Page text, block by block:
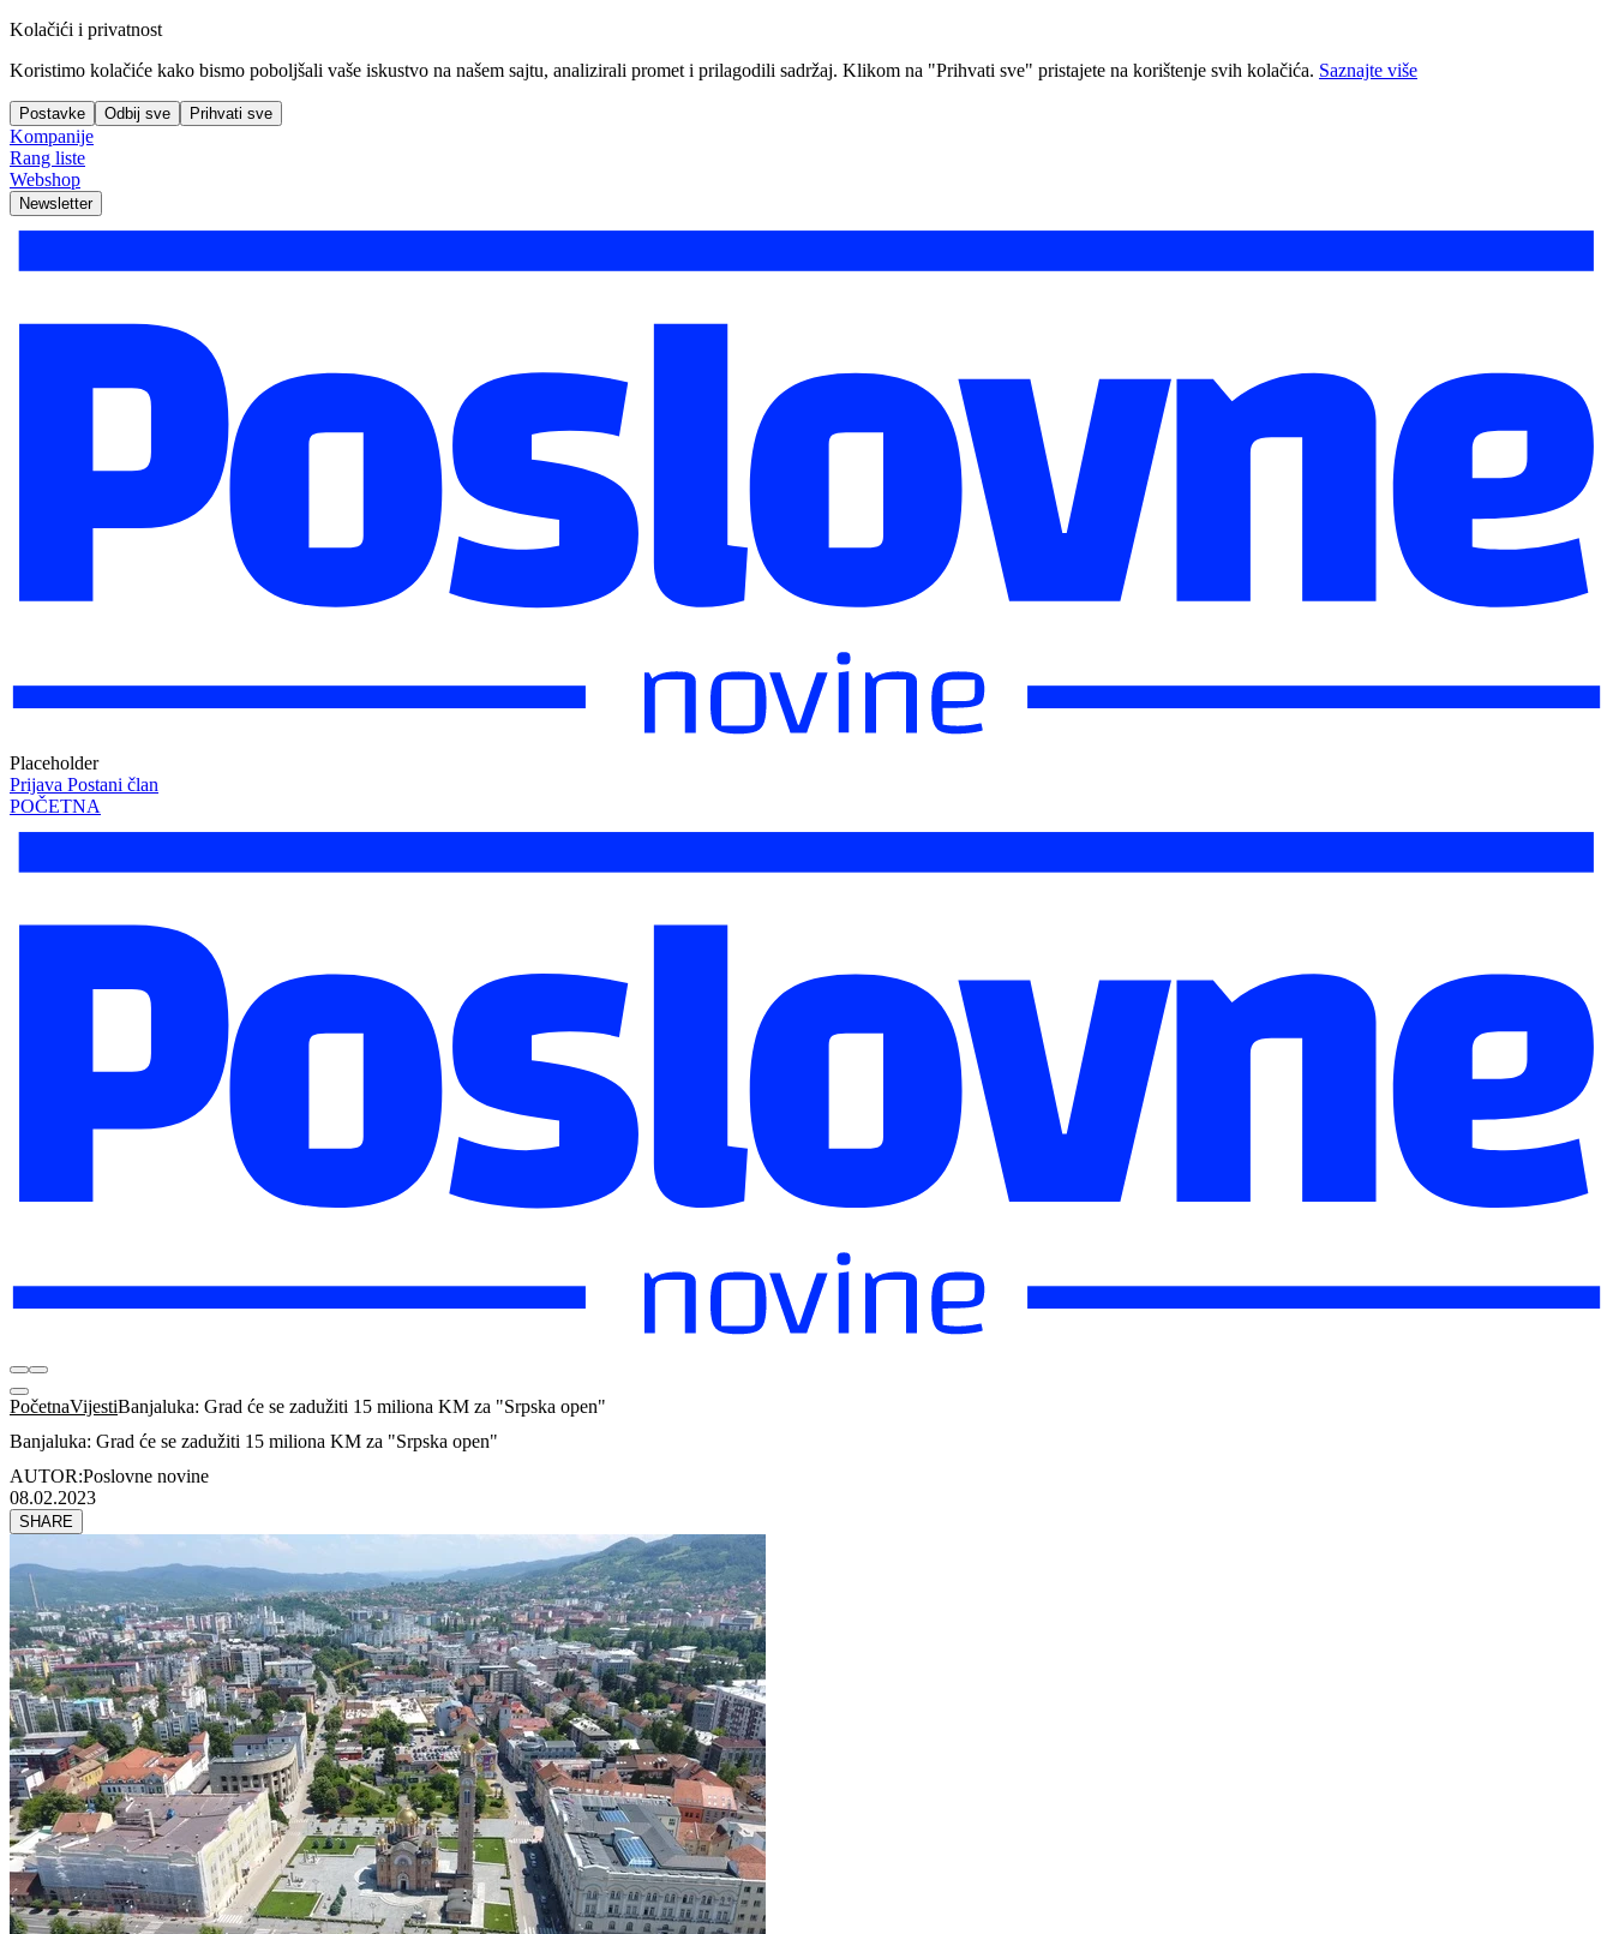
Kolačići i privatnost
Koristimo kolačiće kako bismo poboljšali vaše iskustvo na našem sajtu, analizirali promet i prilagodili sadržaj. Klikom na "Prihvati sve" pristajete na korištenje svih kolačića. Saznajte više
Postavke Odbij sve Prihvati sve
Kompanije
Rang liste
Webshop
Newsletter
Placeholder
Prijava Postani član
POČETNA
PočetnaVijestiBanjaluka: Grad će se zadužiti 15 miliona KM za "Srpska open"
Banjaluka: Grad će se zadužiti 15 miliona KM za "Srpska open"
AUTOR:Poslovne novine
08.02.2023
SHARE